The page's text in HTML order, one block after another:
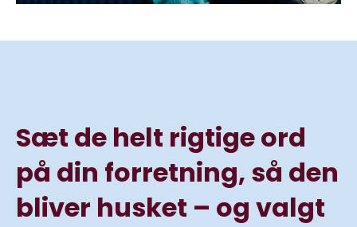
Sæt de helt rigtige ord
på din forretning, så den
bliver husket – og valgt